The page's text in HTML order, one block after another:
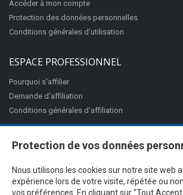
Protection de vos données
Nous utilisons les cookies sur notre site web
expérience lors de votre visite, répétée ou
vos préférences. En cliquant sur "Tout
Accéder à mon compte
Protection des données personnelles
Conditions générales d'utilisation
ESPACE PROFESSIONNEL
Pourquoi s'affilier
Demande d'affiliation
Conditions générales d'affiliation